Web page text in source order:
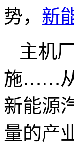
势， 新
主机厂
施……从
新能源
量的产